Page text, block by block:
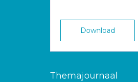
Download
Themajournaal